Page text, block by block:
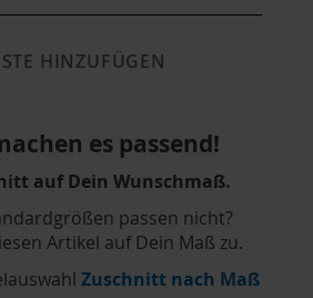
HINZUFÜGEN
es passend!
auf Dein Wunschmaß.
passen nicht?
Artikel auf Dein Maß zu.
Zuschnitt nach Maß